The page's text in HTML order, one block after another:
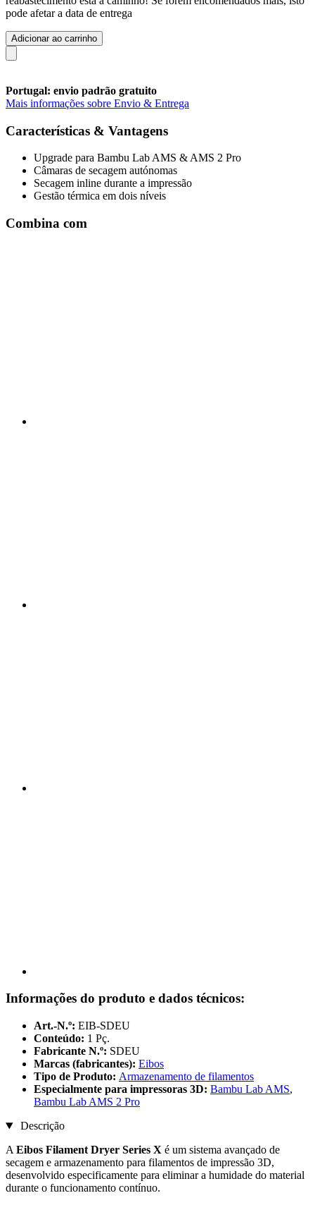
pode afetar a data de entrega
Adicionar ao carrinho
Portugal: envio padrão gratuito
Mais informações sobre Envio & Entrega
Características & Vantagens
Upgrade para Bambu Lab AMS & AMS 2 Pro
Câmaras de secagem autónomas
Secagem inline durante a impressão
Gestão térmica em dois níveis
Combina com
Informações do produto e dados técnicos:
Art.-N.º: EIB-SDEU
Conteúdo: 1 Pç.
Fabricante N.º: SDEU
Marcas (fabricantes): Eibos
Tipo de Produto: Armazenamento de filamentos
Especialmente para impressoras 3D: Bambu Lab AMS,
Bambu Lab AMS 2 Pro
Descrição
A Eibos Filament Dryer Series X é um sistema avançado de
secagem e armazenamento para filamentos de impressão 3D,
desenvolvido especificamente para eliminar a humidade do material
durante o funcionamento contínuo.